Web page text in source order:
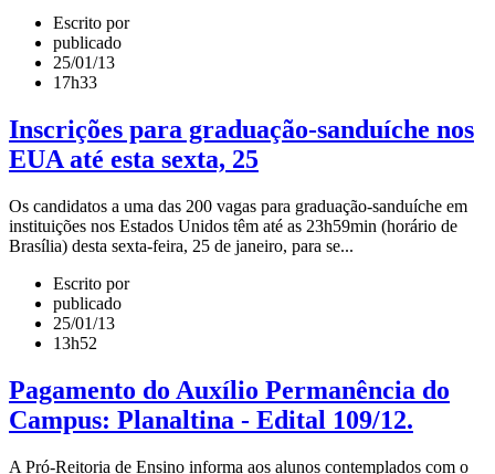
Escrito por
publicado
25/01/13
17h33
Inscrições para graduação-sanduíche nos
EUA até esta sexta, 25
Os candidatos a uma das 200 vagas para graduação-sanduíche em
instituições nos Estados Unidos têm até as 23h59min (horário de
Brasília) desta sexta-feira, 25 de janeiro, para se...
Escrito por
publicado
25/01/13
13h52
Pagamento do Auxílio Permanência do
Campus: Planaltina - Edital 109/12.
A Pró-Reitoria de Ensino informa aos alunos contemplados com o